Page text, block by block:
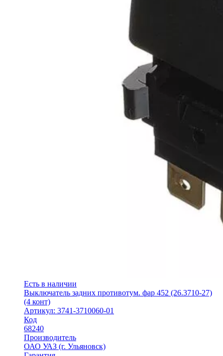
Есть в наличии
Выключатель задних противотум. фар 452 (26.3710-27)
(4 конт)
Артикул: 3741-3710060-01
Код
68240
Производитель
ОАО УАЗ (г. Ульяновск)